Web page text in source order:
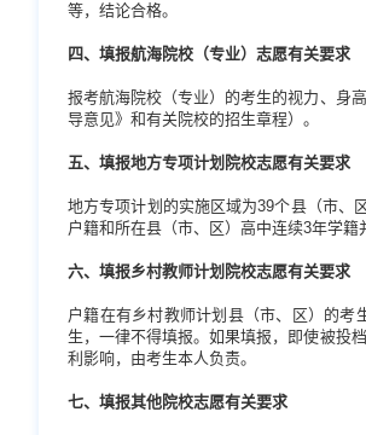
等，结论合格。
四、填报航海院校（专业）志愿有关要求
报考航海院校（专业）的考生的视力、身
导意见》和有关院校的招生章程）。
五、填报地方专项计划院校志愿有关要求
地方专项计划的实施区域为39个县（市、
户籍和所在县（市、区）高中连续3年学
六、填报乡村教师计划院校志愿有关要求
户籍在有乡村教师计划县（市、区）的
生，一律不得填报。如果填报，即使被投
利影响，由考生本人负责。
七、填报其他院校志愿有关要求